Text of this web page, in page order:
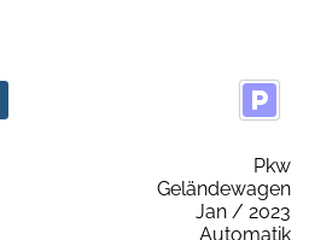
Pkw
Geländewagen
Jan / 2023
Automatik